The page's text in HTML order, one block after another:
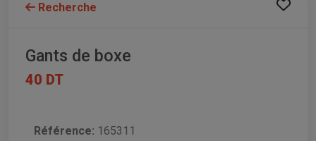
Recherche
Gants de boxe
40 DT
Référence: 165311